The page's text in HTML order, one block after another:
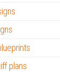
plans